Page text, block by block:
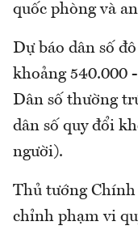
quốc phòng và
Dự báo dân số
khoảng 540.000
Dân số thường
dân số quy đổi
người).
Thủ tướng Chính
chỉnh phạm vi